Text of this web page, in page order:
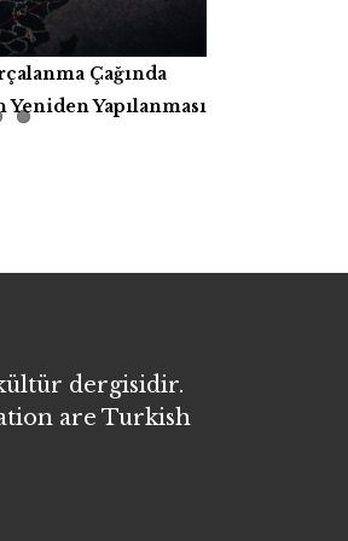
Çağında
Yapılanması
ve İnsanlığın
dergisidir.
are Turkish